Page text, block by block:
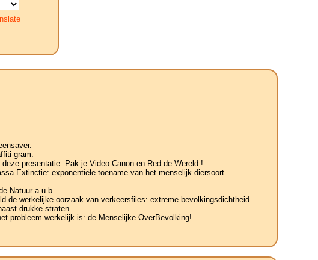
gram.
presentatie. Pak je Video Canon en Red de Wereld !
Extinctie: exponentiële toename van het menselijk diersoort.
Natuur a.u.b..
de werkelijke oorzaak van verkeersfiles: extreme bevolkingsdichtheid.
drukke straten.
probleem werkelijk is: de Menselijke OverBevolking!